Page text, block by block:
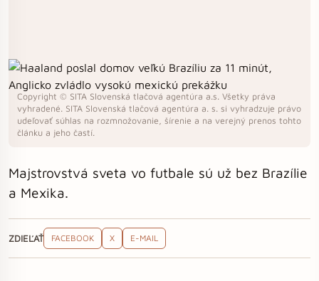
Copyright © SITA Slovenská tlačová agentúra a.s. Všetky práva
vyhradené. SITA Slovenská tlačová agentúra a. s. si vyhradzuje právo
udeľovať súhlas na rozmnožovanie, šírenie a na verejný prenos tohto
článku a jeho častí.
Majstrovstvá sveta vo futbale sú už bez Brazílie
a Mexika.
ZDIEĽAŤ FACEBOOK X E-MAIL